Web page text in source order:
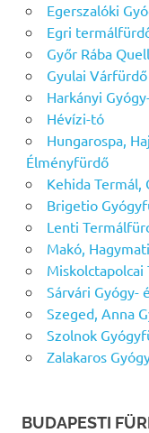
Egerszalóki
Egri
Győr Rába
Gyulai Várfürdő
Harkányi
Hévízi-tó
Hungarospa,
Élményfürdő
Kehida Termál,
Brigetio
Lenti
Makó,
Miskolctapolcai
Sárvári Gyógy-
Szeged, Anna
Szolnok
Zalakaros
BUDAPESTI